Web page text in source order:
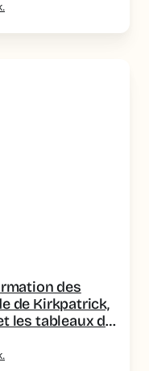
des
de Kirkpatrick,
les tableaux de